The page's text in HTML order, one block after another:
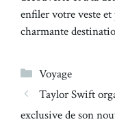
enfiler votre veste et
charmante
Catégories
Voyage
Taylor Swift
exclusive de son